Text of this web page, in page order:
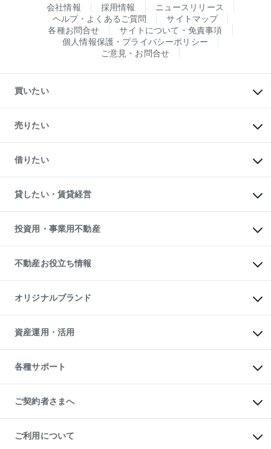
会社情報 採用情報
ニュースリリース
ヘルプ・よくあるご質問
サイトマップ
各種お問合せ
サイトについて・免責事項
個人情報保護・プライバシーポリシー
ご意見・お問合せ
買いたい
新築・分譲マンションの購入
中古マンションの購入
一戸建ての購入
中古一戸建ての購入
不動産購入の流れ
注目キーワード物件特集
購入ガイド
English 繁体中文簡体中文
売りたい
一戸建ての売却・査定
土地の売却・査定
スピードAI査定
不動産査定について
不動産売却の流れ
不動産買換えの流れ
売却ガイド
借りたい
オフィス・店舗の賃貸
借りるときの流れ
借りるガイド
貸したい・賃貸経営
マンション賃料データ
賃貸管理プラン
リロケーションについて
貸すガイド
投資用・事業用不動産
事業用不動産
マンション投資
投資用マンション
アパート経営
収益物件
ビル購入（ビル一棟）
投資用不動産の売却査定
事業用不動産の売却査定
不動産お役立ち情報
マンションライブラリー
人気マンションランキング
暮らしに役立つ不動産メディア
不動産相場・不動産価格情報
不動産コラム・ニュース
不動産用語集
不動産なんでもネット相談室
住まいの税金
オリジナルブランド
一棟リノベーションマンション
L`GENTE（ルジェンテ）
区分リノベーションマンション
投資用一棟レジデンスWELL
不動産小口投資
LEGACIA（レガシア）
資産運用・活用
不動産M&A
アセットマネジメント・出資
各種サポート
相続サポート
リフォームサポート
ご契約者さまへ
ご紹介・再契約特典
入居者様専用-各種ご案内（賃貸）
ご利用について